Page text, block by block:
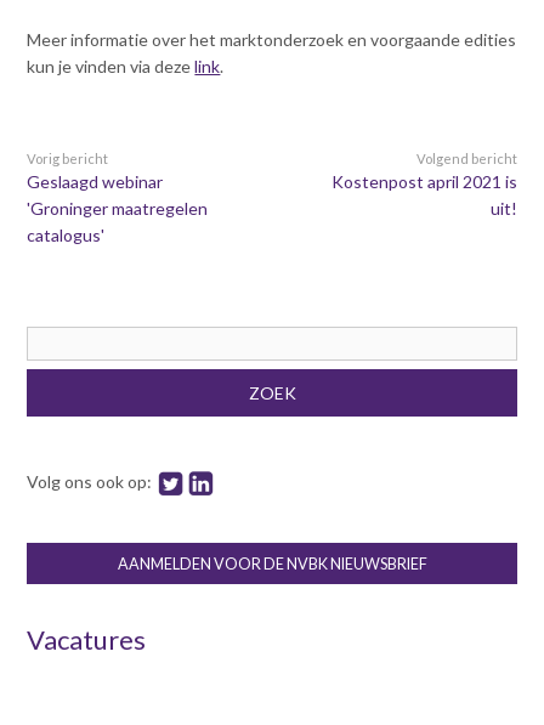
Meer informatie over het marktonderzoek en voorgaande edities
kun je vinden via dezelink.
Vorig bericht
Geslaagd webinar
'Groninger maatregelen
catalogus'
Volgend bericht
Kostenpost april 2021 is
uit!
ZOEK
Volg ons ook op:
AANMELDEN VOOR DE NVBK NIEUWSBRIEF
Vacatures